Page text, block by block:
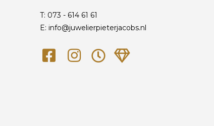
T: 073 - 614 61 61
E: info@juwelierpieterjacobs.nl